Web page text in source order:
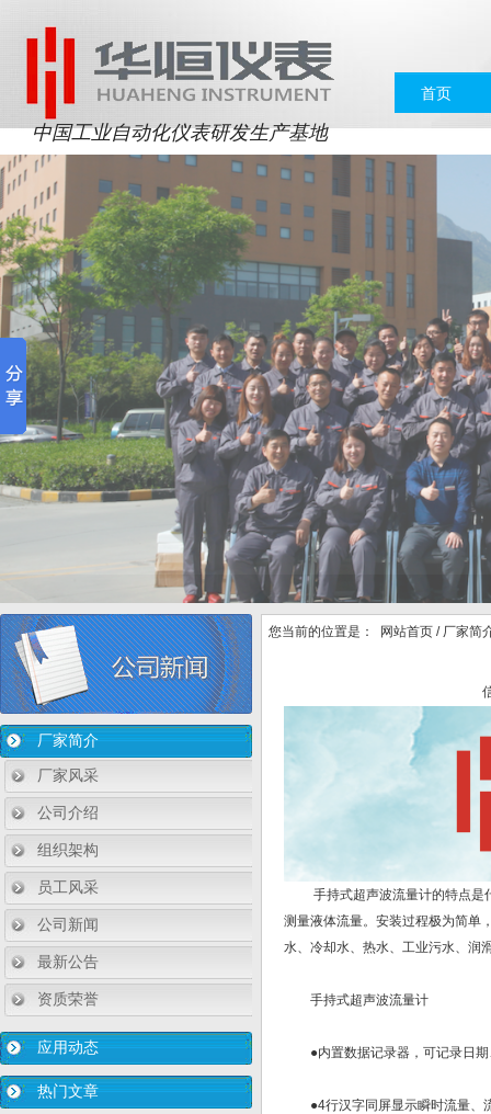
中国工业自动化仪表研发生产基地
首页
厂家简介
厂家风采
公司介绍
组织架构
员工风采
公司新闻
最新公告
资质荣誉
应用动态
热门文章
您当前的位置是： 网站首页 / 厂家简
手持式超声波流量计的特点是什
测量液体流量。安装过程极为简单
水、冷却水、热水、工业污水、润
手持式超声波流量计
●内置数据记录器，可记录日期
●4行汉字同屏显示瞬时流量、